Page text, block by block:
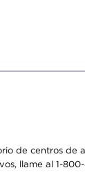
de centros de
llame al 1-